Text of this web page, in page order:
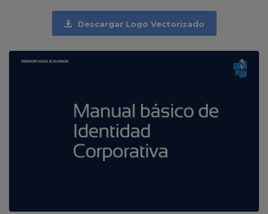
Descargar Logo Vectorizado